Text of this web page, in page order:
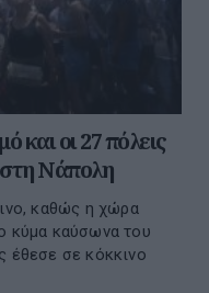
και οι 27 πόλεις
Νάπολη
καθώς η χώρα
κύμα καύσωνα του
έθεσε σε κόκκινο